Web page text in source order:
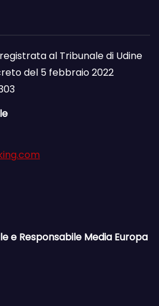
al Tribunale di Udine
del 5 febbraio 2022
e Responsabile Media Europa